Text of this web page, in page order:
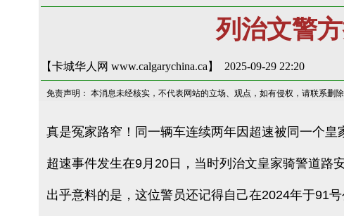
列治文警
【卡城华人网 www.calgarychina.ca】 2025-09-29 22:20
免责声明： 本消息未经核实，不代表网站的立场、观点，如有侵权，请联系删除
真是冤家路窄！同一辆车连续两年因超速被同一个
超速事件发生在9月20日，当时列治文皇家骑警道路
出乎意料的是，这位警员还记得自己在2024年于91